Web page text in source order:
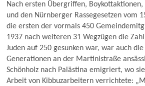
Nach ersten Übergriffen,
und den Nürnberger Rassegesetzen vom
die ersten der vormals 450
1937 nach weiteren 31 Wegzügen die
Juden auf 250 gesunken war, war auch
Generationen an der Martinistraße
Schönholz nach Palästina emigriert, wo
Arbeit von Kibbuzarbeitern verrichtete: